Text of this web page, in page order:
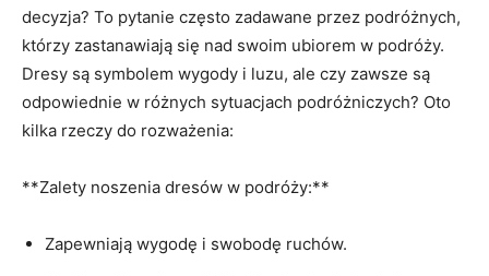
decyzja? To ‍pytanie ⁢często zadawane przez podróżnych,
którzy zastanawiają się nad swoim⁢ ubiorem w podróży.
Dresy ⁣są symbolem ⁤wygody i luzu, ale czy zawsze ⁢są‌
odpowiednie ⁢w różnych sytuacjach podróżniczych? Oto
kilka rzeczy ‍do rozważenia:
**Zalety ⁣noszenia ⁢dresów w podróży:**
Zapewniają wygodę⁤ i swobodę ruchów.